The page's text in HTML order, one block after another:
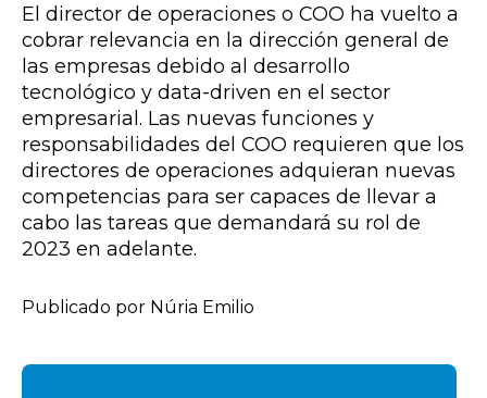
El director de operaciones o COO ha vuel to a
cobrar relevancia en la dirección general de
las empresas debido al desarrollo
tecnológico y data-driven en el sector
empresarial. Las nuevas funciones y
responsabilidades del COO requieren que los
directores de operaciones adquieran nuevas
competencias para ser capaces de levar a
cabo las tareas que demandará su rol de
2023 en adelante.
Publicado por Núria Emilio